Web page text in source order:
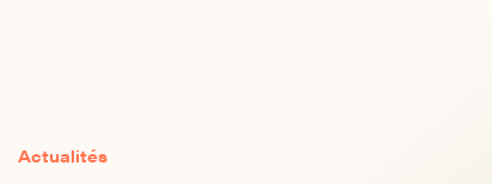
Actualités